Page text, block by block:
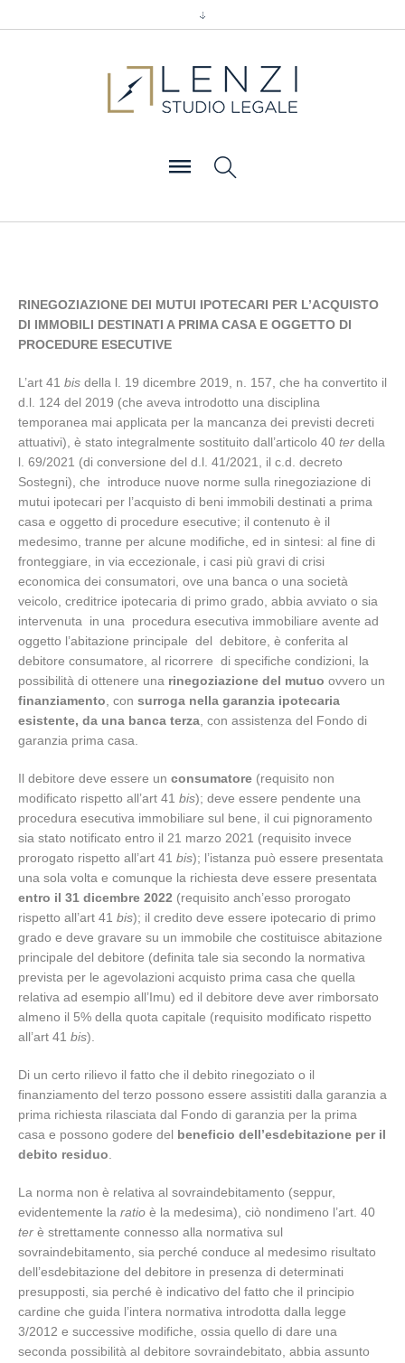
RINEGOZIAZIONE DEI MUTUI IPOTECARI PER L’ACQUISTO
DI IMMOBILI DESTINATI A PRIMA CASA E OGGETTO DI
PROCEDURE ESECUTIVE
L’art 41 bis della l. 19 dicembre 2019, n. 157, che ha convertito il
d.l. 124 del 2019 (che aveva introdotto una disciplina
temporanea mai applicata per la mancanza dei previsti decreti
attuativi), è stato integralmente sostituito dall’articolo 40 ter della
l. 69/2021 (di conversione del d.l. 41/2021, il c.d. decreto
Sostegni), che introduce nuove norme sulla rinegoziazione di
mutui ipotecari per l’acquisto di beni immobili destinati a prima
casa e oggetto di procedure esecutive; il contenuto è il
medesimo, tranne per alcune modifiche, ed in sintesi: al fine di
fronteggiare, in via eccezionale, i casi più gravi di crisi
economica dei consumatori, ove una banca o una società
veicolo, creditrice ipotecaria di primo grado, abbia avviato o sia
intervenuta in una procedura esecutiva immobiliare avente ad
oggetto l’abitazione principale del debitore, è conferita al
debitore consumatore, al ricorrere di specifiche condizioni, la
possibilità di ottenere una rinegoziazione del mutuo ovvero un
finanziamento , con surroga nella garanzia ipotecaria
esistente, da una banca terza , con assistenza del Fondo di
garanzia prima casa.
Il debitore deve essere un consumatore (requisito non
modificato rispetto all’art 41 bis); deve essere pendente una
procedura esecutiva immobiliare sul bene, il cui pignoramento
sia stato notificato entro il 21 marzo 2021 (requisito invece
prorogato rispetto all’art 41 bis); l’istanza può essere presentata
una sola volta e comunque la richiesta deve essere presentata
entro il 31 dicembre 2022 (requisito anch’esso prorogato
rispetto all’art 41 bis); il credito deve essere ipotecario di primo
grado e deve gravare su un immobile che costituisce abitazione
principale del debitore (definita tale sia secondo la normativa
prevista per le agevolazioni acquisto prima casa che quella
relativa ad esempio all’Imu) ed il debitore deve aver rimborsato
almeno il 5% della quota capitale (requisito modificato rispetto
all’art 41 bis).
Di un certo rilievo il fatto che il debito rinegoziato o il
finanziamento del terzo possono essere assistiti dalla garanzia a
prima richiesta rilasciata dal Fondo di garanzia per la prima
casa e possono godere del beneficio dell’esdebitazione per il
debito residuo
La norma non è relativa al sovraindebitamento (seppur,
evidentemente la ratio è la medesima), ciò nondimeno l’art. 40
ter è strettamente connesso alla normativa sul
sovraindebitamento, sia perché conduce al medesimo risultato
dell’esdebitazione del debitore in presenza di determinati
presupposti, sia perché è indicativo del fatto che il principio
cardine che guida l’intera normativa introdotta dalla legge
3/2012 e successive modifiche, ossia quello di dare una
seconda possibilità al debitore sovraindebitato, abbia assunto